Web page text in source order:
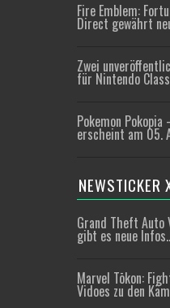
Fire Emblem:
Direct gewährt
Zwei
für Nintendo
Pokemon
erscheint am 05.
NEWSTICKER
Grand Theft Auto
gibt es neue
Marvel Tōkon:
Vidoes zu den